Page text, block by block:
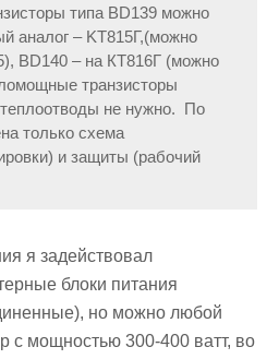
типа BD139 можно
аналог – KT815Г,(можно
BD140 – на КТ816Г (можно
транзисторы
не нужно. По
только схема
и защиты (рабочий
я задействовал
блоки питания
но можно любой
с мощностью 300-400 ватт, во